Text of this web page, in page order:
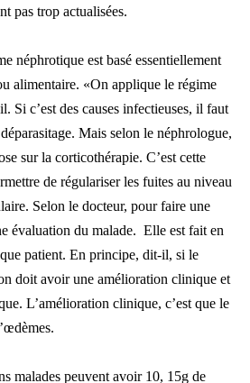
pas trop actualisées.
néphrotique est basé essentiellement
alimentaire. «On applique le régime
Si c’est des causes infectieuses, il faut
Mais selon le néphrologue,
sur la corticothérapie. C’est cette
de régulariser les fuites au niveau
Selon le docteur, pour faire une
évaluation du malade. Elle est fait en
patient. En principe, dit-il, si le
doit avoir une amélioration clinique et
L’amélioration clinique, c’est que le
malades peuvent avoir 10, 15g de